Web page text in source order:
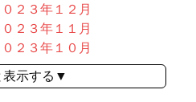
２３年１２月
２３年１１月
２３年１０月
表示する▼